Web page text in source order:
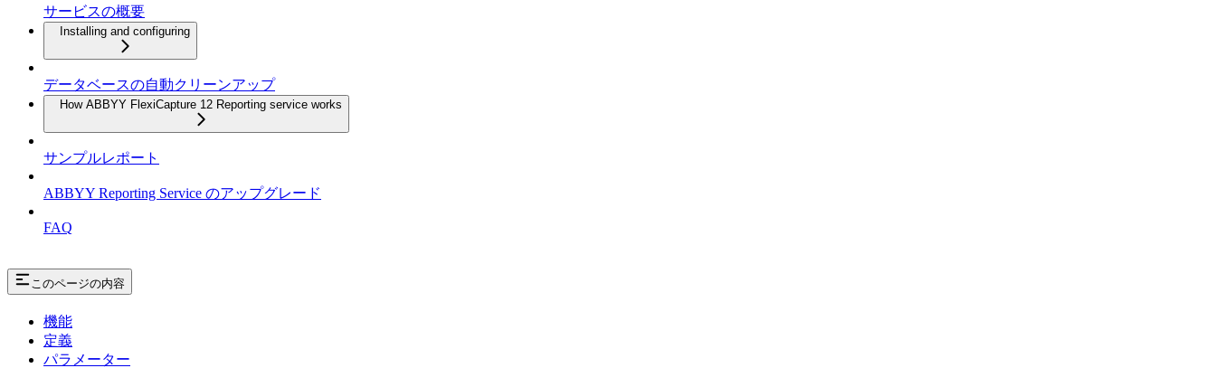
サービスの概要
Installing and configuring
データベースの自動クリーンアップ
How ABBYY FlexiCapture 12 Reporting service works
サンプルレポート
ABBYY Reporting Service のアップグレード
FAQ
このページの内容
機能
定義
パラメーター